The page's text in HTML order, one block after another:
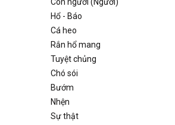
Con người (Người)
Hổ - Báo
Cá heo
Rắn hổ mang
Tuyệt chủng
Chó sói
Bướm
Nhện
Sự thật